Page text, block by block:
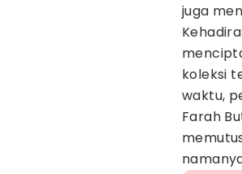
juga
koleksi
waktu,
Farah